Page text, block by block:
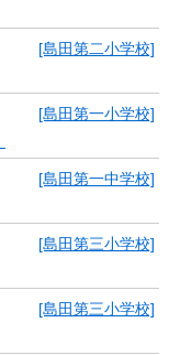
[島田第二小学校]
[島田第一小学校]
[島田第一中学校]
[島田第三小学校]
[島田第三小学校]